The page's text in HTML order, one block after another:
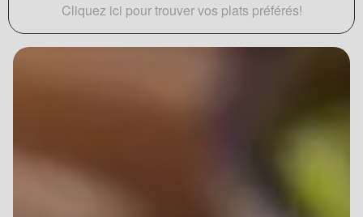
Cliquez ici pour trouver vos plats préférés!